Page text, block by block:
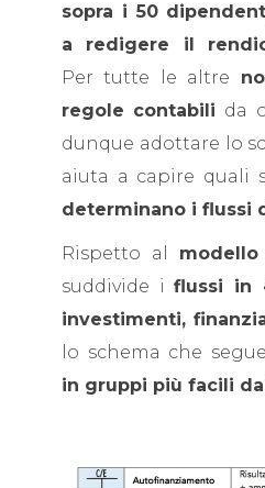
sopra i 50
a redigere il
Per tutte le altre
regole contabili da
dunque adottare lo
aiuta a capire quali
determinano i flussi
Rispetto al modello
suddivide iflussi in
investimenti,
lo schema che
in gruppi più facili